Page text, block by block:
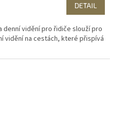
DETAIL
denní vidění pro řidiče slouží pro
na cestách, které přispívá